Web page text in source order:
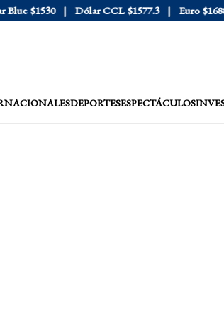
$1530 Dólar CCL $1577.3 Euro $1688.03
DEPORTESESPECTÁCULOS